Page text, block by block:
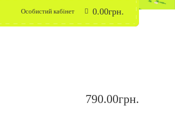
Особистий кабінет 0.00грн.
790.00грн.